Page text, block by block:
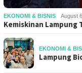
EKONOMI & BISNIS August
Kemiskinan
EKONOMI &
Lampung